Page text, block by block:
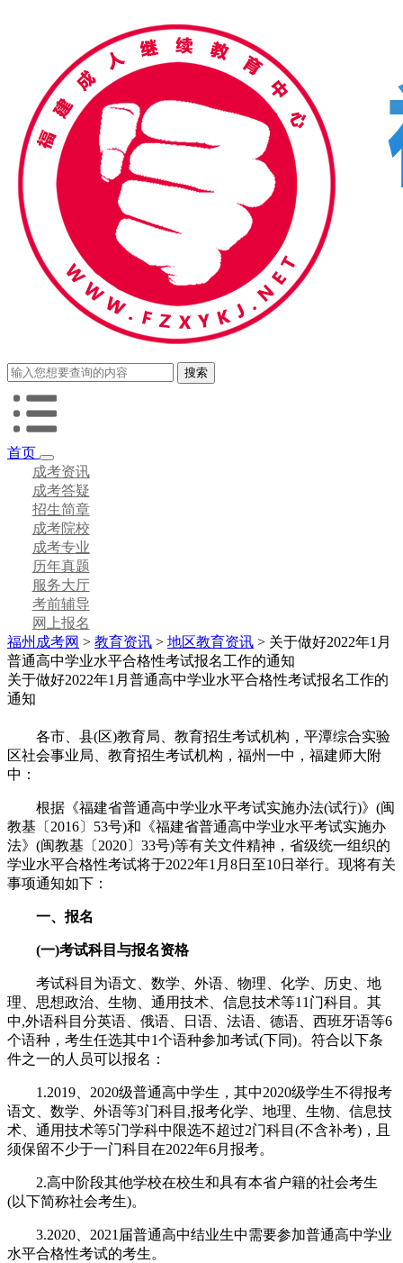
首页
成考资讯
成考答疑
招生简章
成考院校
成考专业
历年真题
服务大厅
考前辅导
网上报名
福州成考网 > 教育资讯 > 地区教育资讯 > 关于做好2022年1月
普通高中学业水平合格性考试报名工作的通知
关于做好2022年1月普通高中学业水平合格性考试报名工作的
通知
各市、县(区)教育局、教育招生考试机构，平潭综合实验
区社会事业局、教育招生考试机构，福州一中，福建师大附
中：
根据《福建省普通高中学业水平考试实施办法(试行)》(闽
教基〔2016〕53号)和《福建省普通高中学业水平考试实施办
法》(闽教基〔2020〕33号)等有关文件精神，省级统一组织的
学业水平合格性考试将于2022年1月8日至10日举行。现将有关
事项通知如下：
一、报名
(一)考试科目与报名资格
考试科目为语文、数学、外语、物理、化学、历史、地
理、思想政治、生物、通用技术、信息技术等11门科目。其
中,外语科目分英语、俄语、日语、法语、德语、西班牙语等6
个语种，考生任选其中1个语种参加考试(下同)。符合以下条
件之一的人员可以报名：
1.2019、2020级普通高中学生，其中2020级学生不得报考
语文、数学、外语等3门科目,报考化学、地理、生物、信息技
术、通用技术等5门学科中限选不超过2门科目(不含补考)，且
须保留不少于一门科目在2022年6月报考。
2.高中阶段其他学校在校生和具有本省户籍的社会考生
(以下简称社会考生)。
3.2020、2021届普通高中结业生中需要参加普通高中学业
水平合格性考试的考生。